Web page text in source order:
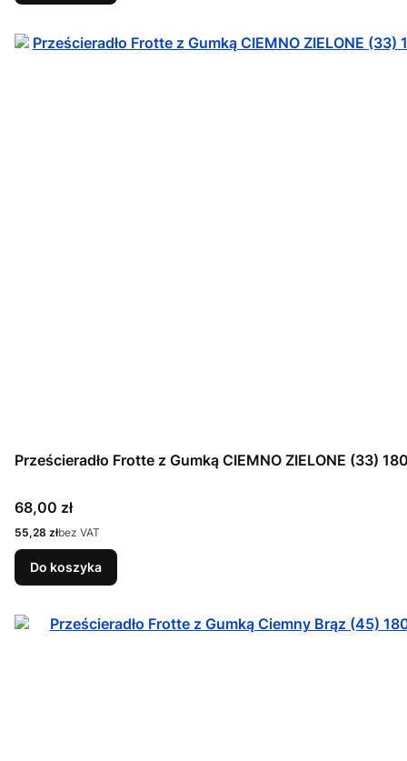
Prześcieradło Frotte z Gumką CIEMNO ZIELONE (33)
Cena
68,00 zł
Cena
55,28 złbez VAT
Do koszyka